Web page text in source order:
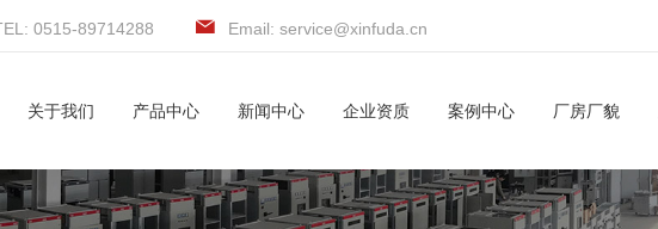
0515-89714288 Email: service@xinfuda.cn
关于我们 产品中心 新闻中心 企业资质 案例中心 厂房厂貌